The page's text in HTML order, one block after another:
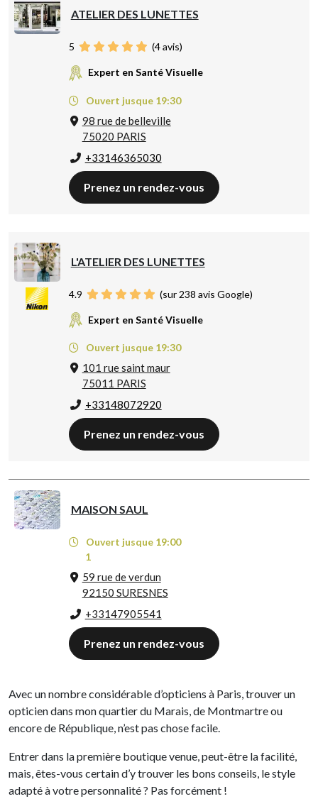
ATELIER DES LUNETTES
5 (4avis)
Expert en Santé Visuelle
Ouvert jusque 19:30
98 rue de belleville
75020 PARIS
+33146365030
Prenez un rendez-vous
L'ATELIER DES LUNETTES
4.9 (sur 238 avis Google)
Expert en Santé Visuelle
Ouvert jusque 19:30
101 rue saint maur
75011 PARIS
+33148072920
Prenez un rendez-vous
MAISON SAUL
Ouvert jusque 19:00
1
59 rue de verdun
92150 SURESNES
+33147905541
Prenez un rendez-vous
Avec un nombre considérable d’opticiens à Paris, trouver un
opticien dans mon quartier du Marais, de Montmartre ou
encore de République, n’est pas chose facile.
Entrer dans la première boutique venue, peut-être la facilité,
mais, êtes-vous certain d’y trouver les bons conseils, le style
adapté à votre personnalité ? Pas forcément !